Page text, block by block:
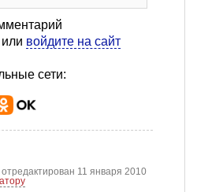
или войдите на сайт
сети:
отредактирован 11 января 2010